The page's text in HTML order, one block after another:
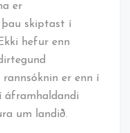
er
skiptast í
hefur enn
er enn í
áframhaldandi
um landið.